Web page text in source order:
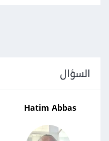
السؤال
Hatim Abbas